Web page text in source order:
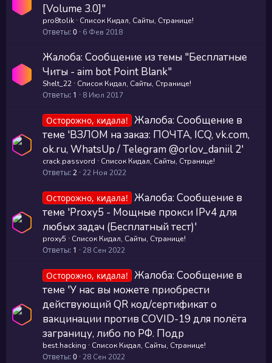
[Volume 3.0]"
pro8tolik Список Кидал, Сайты, Странице!
Ответы 0 6 Фев 2018
Жалоба: Сообщение из темы "Бесплатные
Читы - aim bot Point Blank"
Shelt_22 Список Кидал, Сайты, Странице!
Ответы 1 8 Июл 2017
Осторожно, кидала! Жалоба: Сообщение в
теме 'ВЗЛОМ на заказ: ПОЧТА, ICQ, vk.com,
ok.ru, WhatsUp / Telegram @orlov_daniil 2'
crack.passvord Список Кидал, Сайты, Странице!
Ответы 2 22 Ноя 2022
Осторожно, кидала! Жалоба: Сообщение в
теме 'Proxy5 - Мощные прокси IPv4 для
любых задач (Бесплатный тест)'
proxy5 Список Кидал, Сайты, Странице!
Ответы 1 28 Сен 2022
Осторожно, кидала! Жалоба: Сообщение в
теме 'У нас вы можете приобрести
действующий QR код/сертификат о
вакцинации против COVID-19 для полёта
заграницу, либо по РФ. Подр
best.hacking Список Кидал, Сайты, Странице!
Ответы 0 28 Сен 2022